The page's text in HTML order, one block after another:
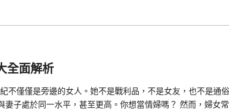
全面解析
不僅僅是旁邊的女人。她不是戰利品，不是女友，也不是通
子處於同一水平，甚至更高。你想當情婦嗎？ 然而，婦女